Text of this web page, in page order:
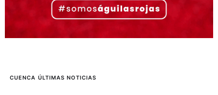
CUENCA ÚLTIMAS NOTICIAS